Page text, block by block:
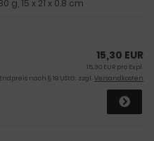
g, 15 x 21 x 0.8 cm
15,30 EUR
15,30 EUR pro Expl.
Endpreis nach § 19 UStG. zzgl. Versandkosten